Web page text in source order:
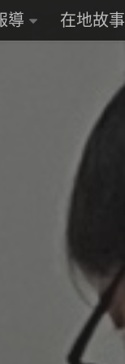
導 在地故事